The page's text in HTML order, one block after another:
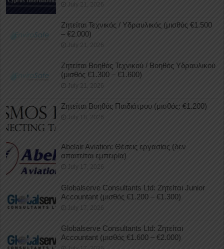
July 21, 2026
Ζητείται Τεχνικός / Υδραυλικός (μισθός €1.500
– €2.000)
July 21, 2026
Ζητείται Βοηθός Τεχνικού / Βοηθός Υδραυλικού
(μισθός €1.300 – €1.600)
July 21, 2026
Ζητείται Βοηθός Παιδιάτρου (μισθός: €1.200)
July 18, 2026
Abelair Aviation: Θέσεις εργασίας (δεν
απαιτείται εμπειρία)
July 17, 2026
Globalserve Consultants Ltd: Ζητείται Junior
Accountant (μισθός €1.200 – €1.300)
July 17, 2026
Globalserve Consultants Ltd: Ζητείται
Accountant (μισθός €1.600 – €2.000)